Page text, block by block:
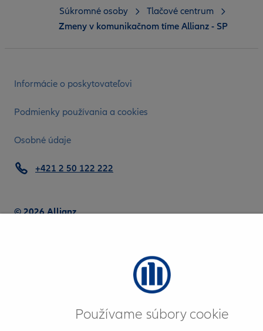
Informácie o poskytovateľovi
Podmienky používania a cookies
Osobné údaje
© 2026 Allianz
+421 2 50 122 222
Súkromné osoby
Tlačové centrum
Zmeny v komunikačnom tíme Allianz - SP
Používame súbory cookie